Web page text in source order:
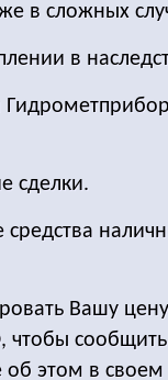
в сложных
в
сделки.
Вашу
об этом в своем